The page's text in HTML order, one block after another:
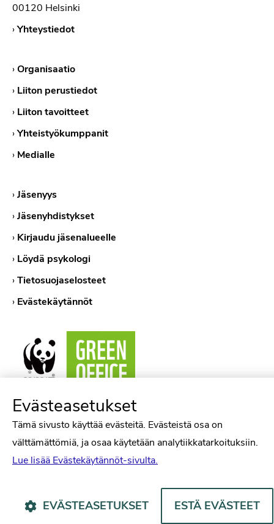
00120 Helsinki
›Yhteystiedot
›Organisaatio
› Liiton perustiedot
› Liiton tavoitteet
›Yhteistyökumppanit
› Medialle
›Jäsenyys
›Jäsenyhdistykset
› Kirjaudu jäsenalueelle
› Löydä psykologi
›Tietosuojaselosteet
› Evästekäytännöt
Psykologiliitto Facebookissa
Psykologiliitto Instagramissa
Psykologiliitto LinkedInissä
Psykologiliitto
Evästeasetukset
Tämä sivusto käyttää evästeitä. Evästeistä osa on
välttämättömiä, ja osaa käytetään analytiikkatarkoituksiin.
Lue lisää Evästekäytännöt-sivulta.
EVÄSTEASETUKSET ESTÄ EVÄSTEET